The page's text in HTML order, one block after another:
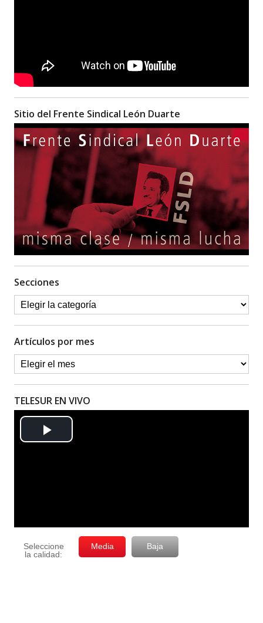
Sitio del Frente Sindical León Duarte
Secciones
Artículos por mes
TELESUR EN VIVO